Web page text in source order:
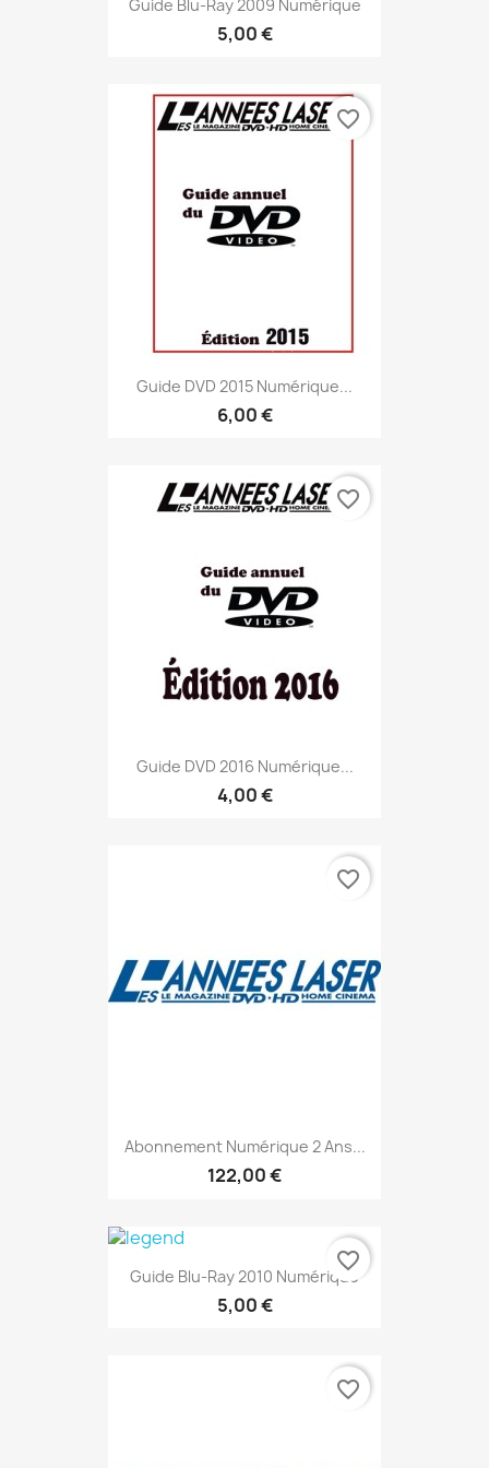
Guide Blu-Ray 2009 Numérique
5,00 €
Guide DVD 2015 Numérique...
6,00 €
favorite_border
Guide DVD 2016 Numérique...
4,00 €
favorite_border
Abonnement Numérique 2 Ans...
122,00 €
favorite_border
Guide Blu-Ray 2010 Numérique
5,00 €
favorite_border
favorite_border